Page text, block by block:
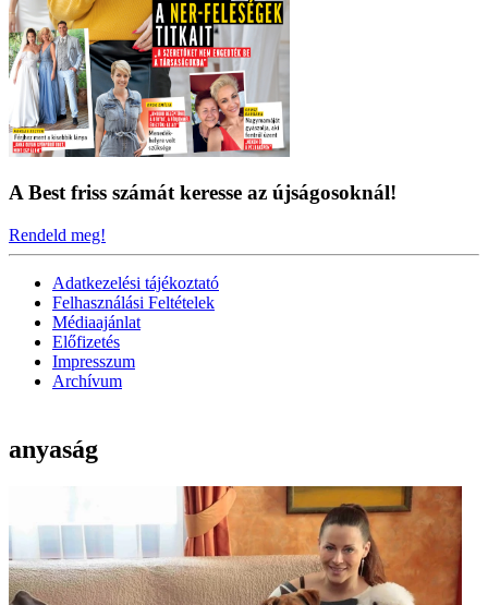
A Best friss számát keresse az újságosoknál!
Rendeld meg!
Adatkezelési tájékoztató
Felhasználási Feltételek
Médiaajánlat
Előfizetés
Impresszum
Archívum
anyaság